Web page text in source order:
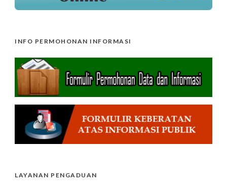
INFO PERMOHONAN INFORMASI
LAYANAN PENGADUAN